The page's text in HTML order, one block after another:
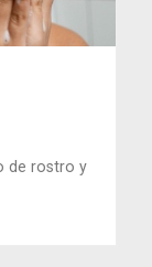
de rostro y